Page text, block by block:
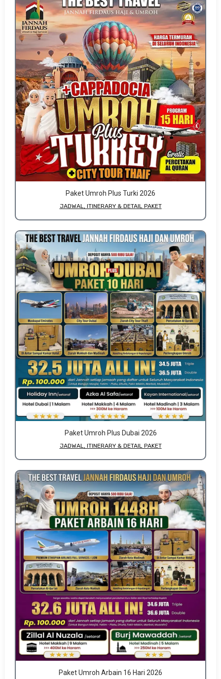
Paket Umroh Plus Turki 2026
JADWAL, ITINERARY & DETAIL PAKET
Paket Umroh Plus Dubai 2026
JADWAL, ITINERARY & DETAIL PAKET
Paket Umroh Arbain 16 Hari 2026